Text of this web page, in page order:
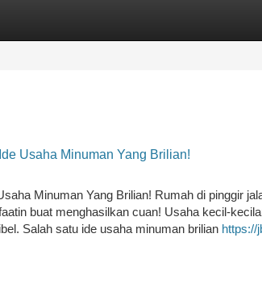
Usaha Minuman Yang Brilian!
Minuman Yang Brilian! Rumah di pinggir
buat menghasilkan cuan! Usaha kecil-
Salah satu ide usaha minuman brilian https://